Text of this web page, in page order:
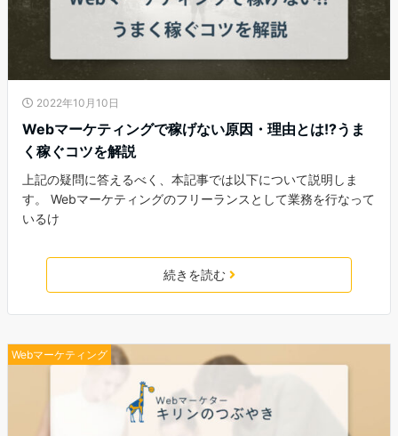
2022年10月10日
Webマーケティングで稼げない原因・理由とは!?うま
く稼ぐコツを解説
上記の疑問に答えるべく、本記事では以下について説明しま
す。 Webマーケティングのフリーランスとして業務を行なって
いるけ
続きを読む
Webマーケティング